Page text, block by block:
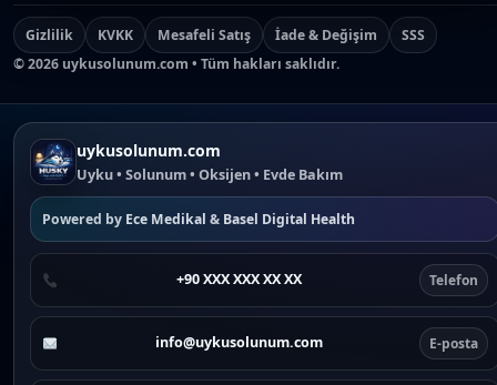
Gizlilik KVKK Mesafeli Satış İade & Değişim
SSS
©2026 uykusolunum.com • Tüm hakları saklıdır.
uykusolunum.com
Uyku • Solunum • Oksijen • Evde Bakım
Powered by Ece Medikal & Basel Digital Health
+90 XXX XXX XX XX Telefon
info@uykusolunum.com E-posta